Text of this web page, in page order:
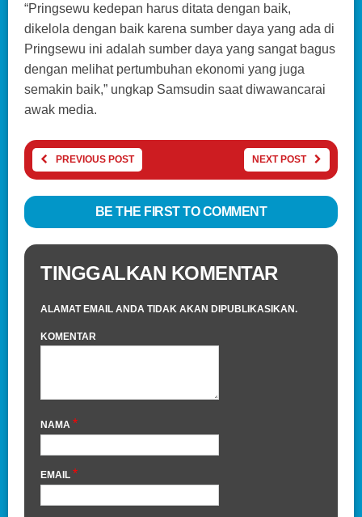
“Pringsewu kedepan harus ditata dengan baik,
dikelola dengan baik karena sumber daya yang ada di
Pringsewu ini adalah sumber daya yang sangat bagus
dengan melihat pertumbuhan ekonomi yang juga
semakin baik,” ungkap Samsudin saat diwawancarai
awak media.
PREVIOUS POST NEXT POST
BE THE FIRST TO COMMENT
TINGGALKAN KOMENTAR
ALAMAT EMAIL ANDA TIDAK AKAN DIPUBLIKASIKAN.
KOMENTAR
NAMA *
EMAIL *